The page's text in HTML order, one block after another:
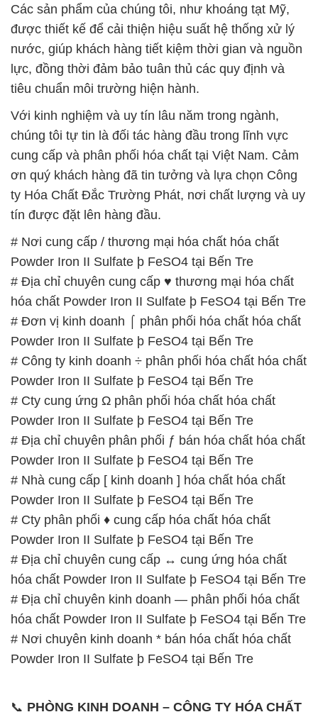
Các sản phẩm của chúng tôi, như khoáng tạt Mỹ,
được thiết kế để cải thiện hiệu suất hệ thống xử lý
nước, giúp khách hàng tiết kiệm thời gian và nguồn
lực, đồng thời đảm bảo tuân thủ các quy định và
tiêu chuẩn môi trường hiện hành.
Với kinh nghiệm và uy tín lâu năm trong ngành,
chúng tôi tự tin là đối tác hàng đầu trong lĩnh vực
cung cấp và phân phối hóa chất tại Việt Nam. Cảm
ơn quý khách hàng đã tin tưởng và lựa chọn Công
ty Hóa Chất Đắc Trường Phát, nơi chất lượng và uy
tín được đặt lên hàng đầu.
# Nơi cung cấp / thương mại hóa chất hóa chất
Powder Iron II Sulfate þ FeSO4 tại Bến Tre
# Địa chỉ chuyên cung cấp ♥ thương mại hóa chất
hóa chất Powder Iron II Sulfate þ FeSO4 tại Bến Tre
# Đơn vị kinh doanh ⌠ phân phối hóa chất hóa chất
Powder Iron II Sulfate þ FeSO4 tại Bến Tre
# Công ty kinh doanh ÷ phân phối hóa chất hóa chất
Powder Iron II Sulfate þ FeSO4 tại Bến Tre
# Cty cung ứng Ω phân phối hóa chất hóa chất
Powder Iron II Sulfate þ FeSO4 tại Bến Tre
# Địa chỉ chuyên phân phối ƒ bán hóa chất hóa chất
Powder Iron II Sulfate þ FeSO4 tại Bến Tre
# Nhà cung cấp [ kinh doanh ] hóa chất hóa chất
Powder Iron II Sulfate þ FeSO4 tại Bến Tre
# Cty phân phối ♦ cung cấp hóa chất hóa chất
Powder Iron II Sulfate þ FeSO4 tại Bến Tre
# Địa chỉ chuyên cung cấp ↔ cung ứng hóa chất
hóa chất Powder Iron II Sulfate þ FeSO4 tại Bến Tre
# Địa chỉ chuyên kinh doanh — phân phối hóa chất
hóa chất Powder Iron II Sulfate þ FeSO4 tại Bến Tre
# Nơi chuyên kinh doanh * bán hóa chất hóa chất
Powder Iron II Sulfate þ FeSO4 tại Bến Tre
📞 PHÒNG KINH DOANH – CÔNG TY HÓA CHẤT